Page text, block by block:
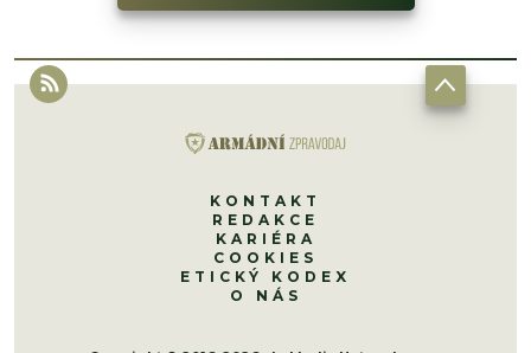
KONTAKT
REDAKCE
KARIÉRA
COOKIES
ETICKÝ KODEX
O NÁS